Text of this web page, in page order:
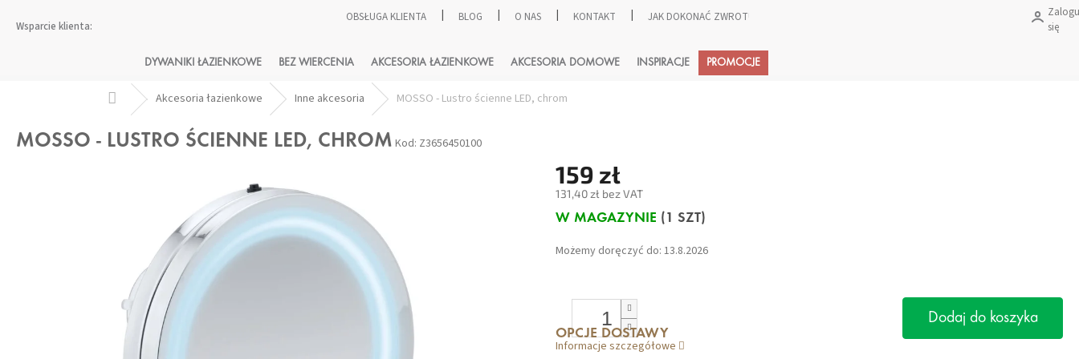
OBSŁUGA KLIENTA BLOG O NAS KONTAKT JAK DOKONAĆ ZWROTU PRODUKTÓW?
się
Koszyk
DYWANIKI ŁAZIENKOWE BEZ WIERCENIA AKCESORIA ŁAZIENKOWE AKCESORIA DOMOWE INSPIRACJE PROMOCJE
Home Akcesoria łazienkowe Inne akcesoria MOSSO - Lustro ścienne LED, chrom
MOSSO - LUSTRO ŚCIENNE LED, CHROM Kod: Z3656450100
159 zł
131,40 zł bez VAT
Cena
W MAGAZYNIE (1 SZT)
Możemy doręczyć do: 13.8.2026
OPCJE DOSTAWY
Dodaj do koszyka
Informacje szczegółowe